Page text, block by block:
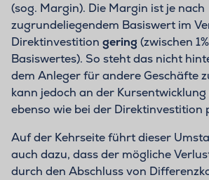
(sog. Margin). Die Margin ist je nach
zugrundeliegendem Basiswert im
Direktinvestition gering (zwischen
Basiswertes). So steht das nicht
dem Anleger für andere Geschäfte
kann jedoch an der
ebenso wie bei der Direktinvestition
Auf der Kehrseite führt dieser
auch dazu, dass der mögliche
durch den Abschluss von